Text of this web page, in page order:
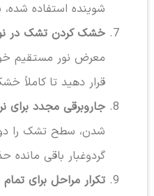
شوینده استفاده شده،
خشک کردن تشک در
معرض نور مستقیم
قرار دهید تا کاملاً
جاروبرقی مجدد برای
شدن، سطح تشک را
گردوغبار باقی مانده
تکرار مراحل برای